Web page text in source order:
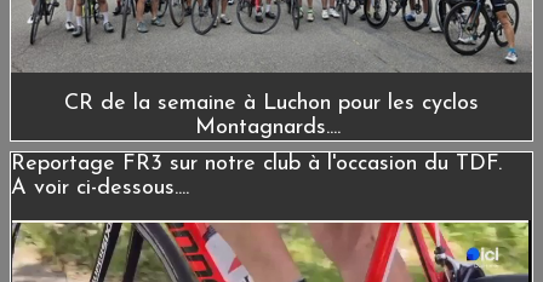
CR de la semaine à Luchon pour les cyclos
Montagnards....
Reportage FR3 sur notre club à l'occasion du TDF.
A voir ci-dessous....